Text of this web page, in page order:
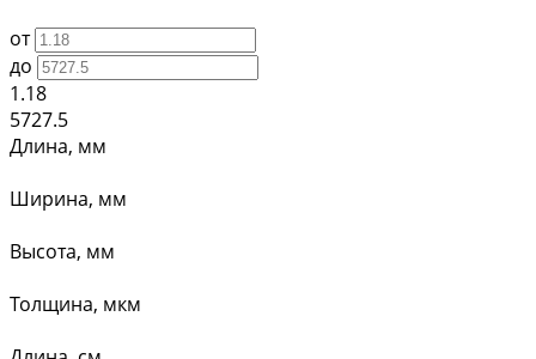
от
до
1.18
5727.5
Длина, мм
Ширина, мм
Высота, мм
Толщина, мкм